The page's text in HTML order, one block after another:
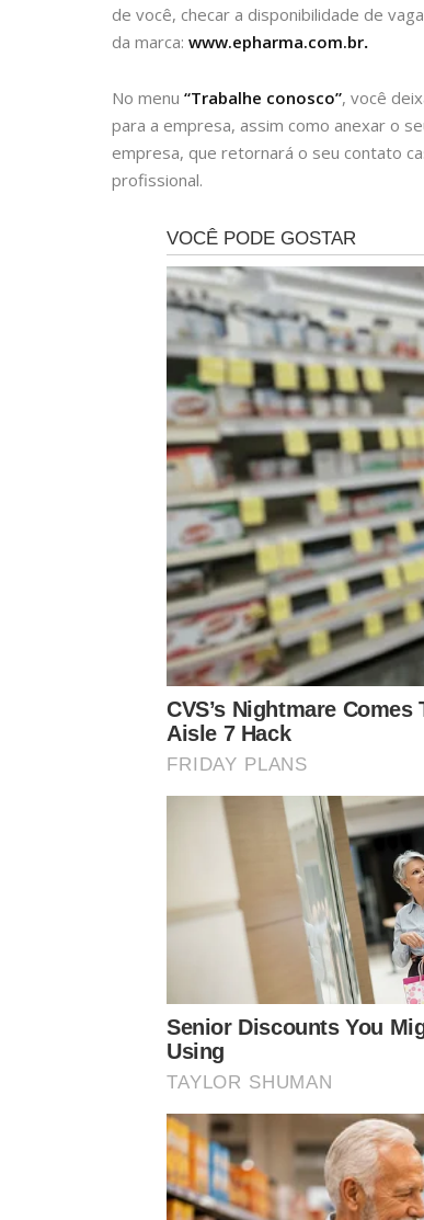
de você, checar a disponibilidade de
da marca: www.epharma.com.br.
No menu “Trabalhe conosco”, você
para a empresa, assim como anexar o
empresa, que retornará o seu contato
profissional.